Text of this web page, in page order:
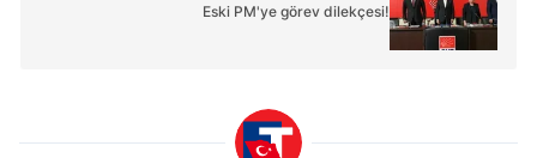
Eski PM'ye görev dilekçesi!